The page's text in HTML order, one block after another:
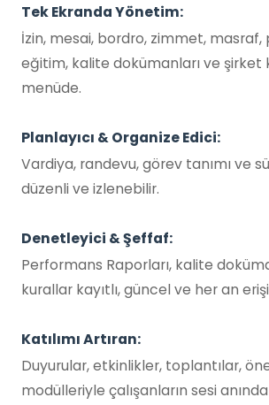
Tek Ekranda Yönetim:
İzin, mesai, bordro, zimmet,
eğitim, kalite dokümanları ve şirket
menüde.
Planlayıcı & Organize Edici:
Vardiya, randevu, görev tanımı ve
düzenli ve izlenebilir.
Denetleyici & Şeffaf:
Performans Raporları, kalite
kurallar kayıtlı, güncel ve her an
Katılımı Artıran:
Duyurular, etkinlikler, toplantılar,
modülleriyle çalışanların sesi